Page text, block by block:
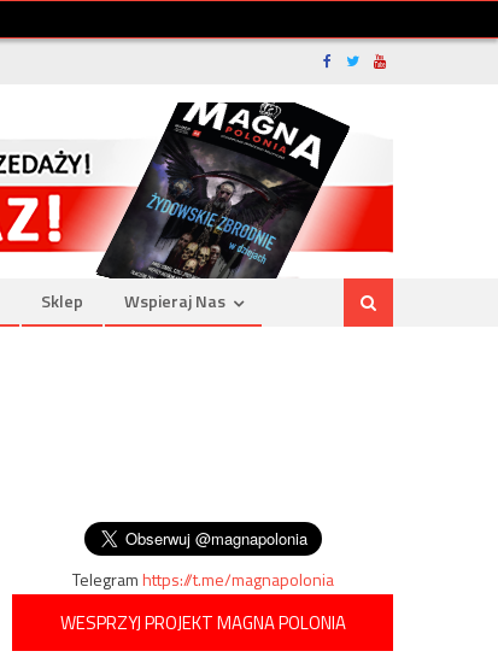
Sklep Wspieraj Nas
Telegramhttps://t.me/magnapolonia
WESPRZYJ PROJEKT MAGNA POLONIA